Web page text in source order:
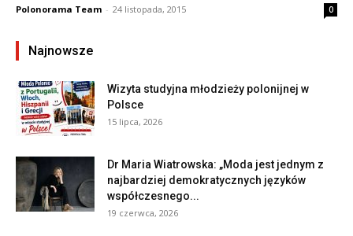
Polonorama Team - 24 listopada, 2015 0
Najnowsze
Wizyta studyjna młodzieży polonijnej w
Polsce
15 lipca, 2026
Dr Maria Wiatrowska: „Moda jest jednym z
najbardziej demokratycznych języków
współczesnego...
19 czerwca, 2026